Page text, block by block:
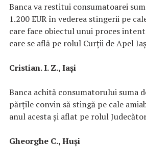
Banca va restitui consumatoarei
1.200 EUR în vederea stingerii pe
care face obiectul unui proces
care se află pe rolul Curții de Apel
Cristian. I. Z., Iași
Banca achită consumatorului suma
părțile convin să stingă pe cale
anul acesta și aflat pe rolul
Gheorghe C., Huși